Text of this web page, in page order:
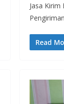
Jasa Kirim
Read